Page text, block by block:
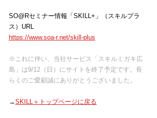
SO@Rセミナー情報「SKILL+」（スキルプラ
ス）URL
https://www.soa-r.net/skill-plus
※これに伴い、当社サービス「スキルミガキ広
島」は9/12（日）にサイトを終了予定です。長
らくのご愛顧誠にありがとうございました。
→SKILL＋トップページに戻る